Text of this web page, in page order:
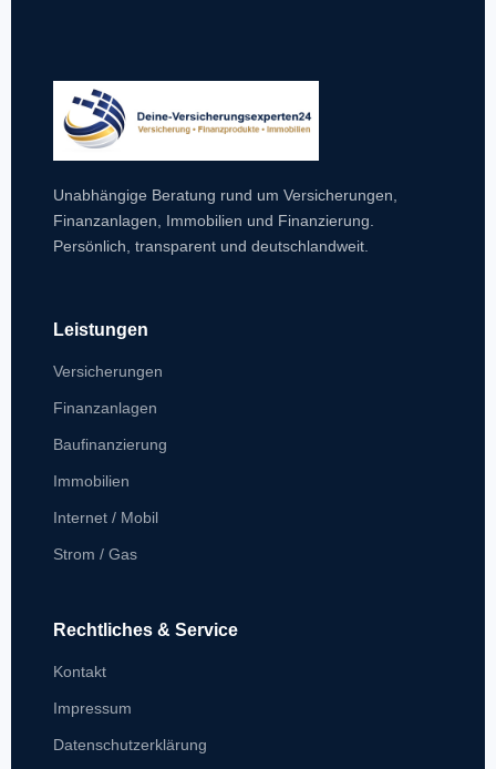
Unabhängige Beratung rund um Versicherungen,
Finanzanlagen, Immobilien und Finanzierung.
Persönlich, transparent und deutschlandweit.
Leistungen
Versicherungen
Finanzanlagen
Baufinanzierung
Immobilien
Internet / Mobil
Strom / Gas
Rechtliches & Service
Kontakt
Impressum
Datenschutzerklärung